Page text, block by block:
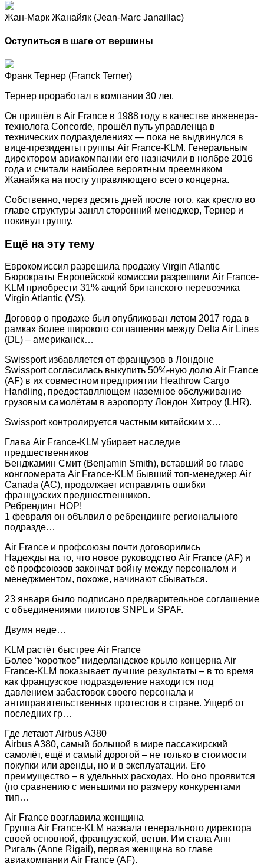
Жан-Марк Жанайяк (Jean-Marc Janaillac)
Оступиться в шаге от вершины
Франк Тернер (Franck Terner)
Тернер проработал в компании 30 лет.
Он пришёл в Air France в 1988 году в качестве инженера-
технолога Concorde, прошёл путь управленца в
технических подразделениях — пока не выдвинулся в
вице-президенты группы Air France-KLM. Генеральным
директором авиакомпании его назначили в ноябре 2016
года и считали наиболее вероятным преемником
Жанайяка на посту управляющего всего концерна.
Собственно, через десять дней после того, как кресло во
главе структуры занял сторонний менеджер, Тернер и
покинул группу.
Ещё на эту тему
Еврокомиссия разрешила продажу Virgin Atlantic
Бюрократы Европейской комиссии разрешили Air France-
KLM приобрести 31% акций британского перевозчика
Virgin Atlantic (VS).
Договор о продаже был опубликован летом 2017 года в
рамках более широкого соглашения между Delta Air Lines
(DL) – американск…
Swissport избавляется от французов в Лондоне
Swissport согласилась выкупить 50%-ную долю Air France
(AF) в их совместном предприятии Heathrow Cargo
Handling, предоставляющем наземное обслуживание
грузовым самолётам в аэропорту Лондон Хитроу (LHR).
Swissport контролируется частным китайским х…
Глава Air France-KLM убирает наследие
предшественников
Бенджамин Смит (Benjamin Smith), вставший во главе
конгломерата Air France-KLM бывший топ-менеджер Air
Canada (AC), продолжает исправлять ошибки
французских предшественников.
Ребрендинг HOP!
1 февраля он объявил о ребрендинге регионального
подразде…
Air France и профсоюзы почти договорились
Надежды на то, что новое руководство Air France (AF) и
её профсоюзов закончат войну между персоналом и
менеджментом, похоже, начинают сбываться.
23 января было подписано предварительное соглашение
с объединениями пилотов SNPL и SPAF.
Двумя неде…
KLM растёт быстрее Air France
Более “короткое” нидерландское крыло концерна Air
France-KLM показывает лучшие результаты – в то время
как французское подразделение находится под
давлением забастовок своего персонала и
антиправительственных протестов в стране. Ущерб от
последних гр…
Где летают Airbus A380
Airbus A380, самый большой в мире пассажирский
самолёт, ещё и самый дорогой – не только в стоимости
покупки или аренды, но и в эксплуатации. Его
преимущество – в удельных расходах. Но оно проявится
(по сравнению с меньшими по размеру конкурентами
тип…
Air France возглавила женщина
Группа Air France-KLM назвала генерального директора
своей основной, французской, ветви. Им стала Анн
Ригаль (Anne Rigail), первая женщина во главе
авиакомпании Air France (AF).